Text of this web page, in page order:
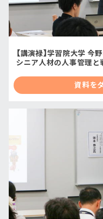
【講演禄】学習院大学 今
シニア人材の人事管理と
資料を